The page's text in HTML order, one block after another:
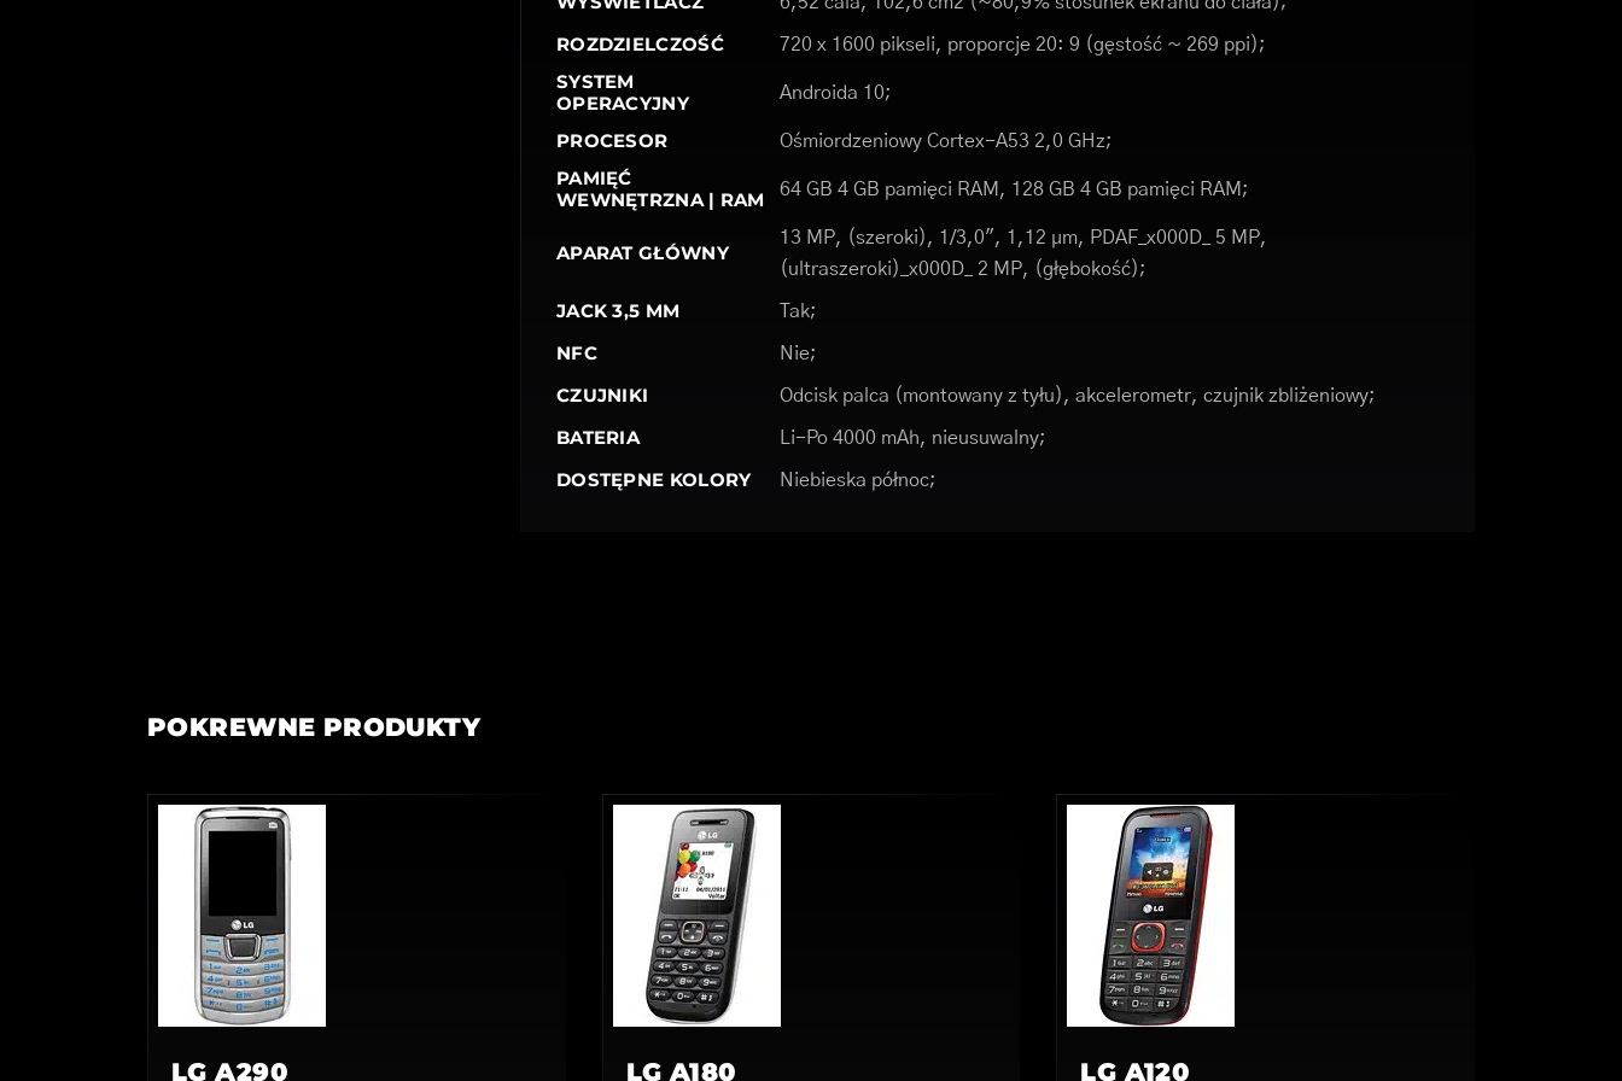
ROZDZIELCZOŚĆ 720 x 1600 pikseli, proporcje 20: 9 (gęstość ~ 269 ppi);
SYSTEM
OPERACYJNY
Androida 10;
PROCESOR Ośmiordzeniowy Cortex-A53 2,0 GHz;
PAMIĘĆ
WEWNĘTRZNA | RAM
64 GB 4 GB pamięci RAM, 128 GB 4 GB pamięci RAM;
APARAT GŁÓWNY
13 MP, (szeroki), 1/3,0", 1,12 µm, PDAF_x000D_ 5 MP,
(ultraszeroki)_x000D_ 2 MP, (głębokość);
JACK 3,5 MM Tak;
NFC Nie;
CZUJNIKI Odcisk palca (montowany z tyłu), akcelerometr, czujnik zbliżeniowy;
BATERIA Li-Po 4000 mAh, nieusuwalny;
DOSTĘPNE KOLORY Niebieska północ;
POKREWNE PRODUKTY
LG A290 LG A180 LG A120